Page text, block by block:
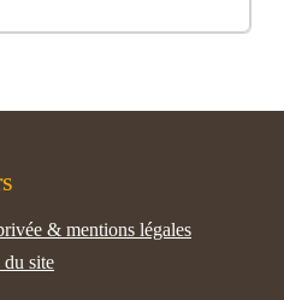
& mentions légales
du site